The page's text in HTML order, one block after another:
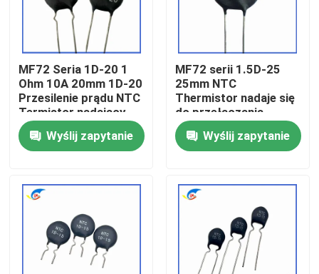
Do domu
Filmy
O nas
MF72 Seria 1D-20 1
Ohm 10A 20mm 1D-20
Przesilenie prądu NTC
Termistor nadający
się do wysokiej mocy
Wyślij zapytanie
MF72 serii 1.5D-25
25mm NTC
Thermistor nadaje się
do przełączania
zasilania wzmacniacz
dźwiękuWyślij zapytanie